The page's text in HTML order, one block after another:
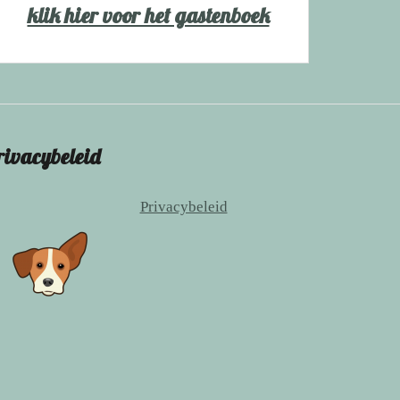
klik hier voor het gastenboek
Privacybeleid